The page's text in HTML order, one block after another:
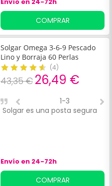
desean mantener niveles
saludables de colesterol y
triglicéridos.
Envío en 24-72h
COMPRAR
Solgar Omega 3-6-9 Pescado
Lino y Borraja 60 Perlas
(4)
43,35 € 26,49 €
Solgar es una posta segura
1-3
Envío en 24-72h
COMPRAR